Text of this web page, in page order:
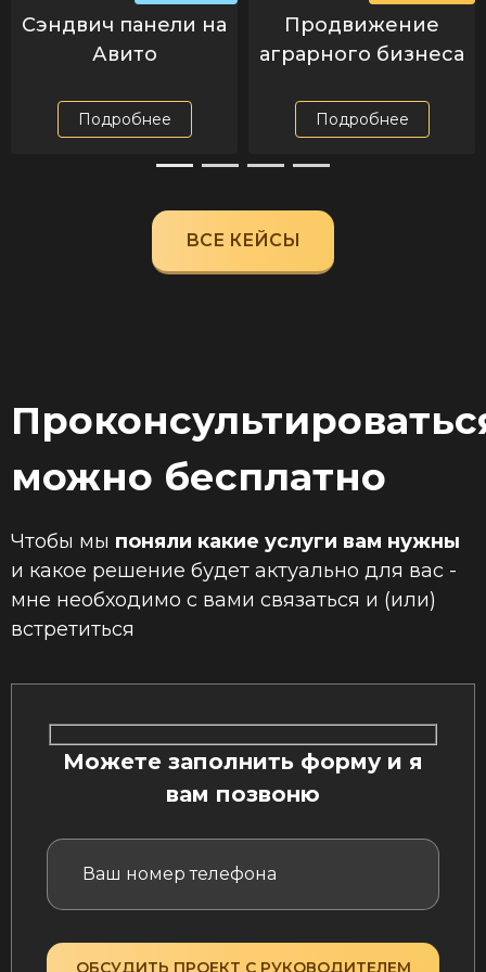
Сэндвич панели на
Авито
Подробнее
Продвижение
аграрного бизнеса
Подробнее
ВСЕ КЕЙСЫ
можно бесплатно
Чтобы мы поняли какие услуги вам нужны
и какое решение будет актуально для вас -
мне необходимо с вами связаться и (или)
встретиться
Можете заполнить форму и я
вам позвоню